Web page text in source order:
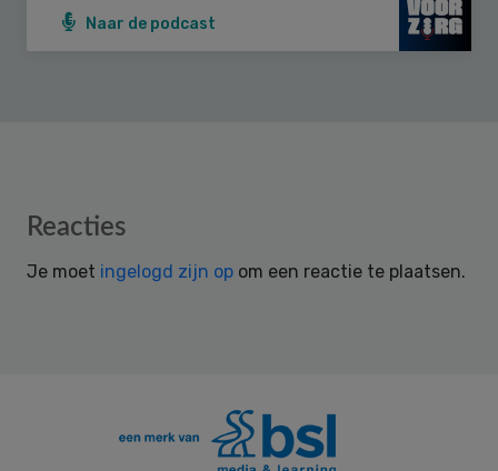
Naar de podcast
Reader
Reacties
Je moet ingelogd zijn op om een reactie te plaatsen.